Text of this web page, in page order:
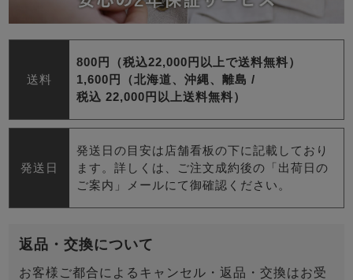
送料
800円（税込22,000円以上で送料無料）
1,600円（北海道、沖縄、離島 /
税込 22,000円以上送料無料）
発送日
発送日の目安は店舗看板の下に記載しており
ます。詳しくは、ご注文成約後の「出荷日の
ご案内」メールにて御確認ください。
返品・交換について
お客様ご都合によるキャンセル・返品・交換はお受